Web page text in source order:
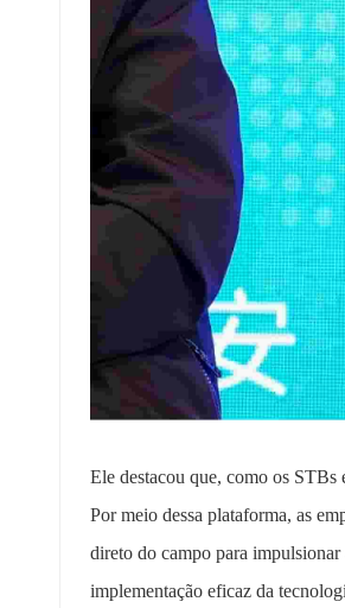
Ele destacou que, como os STBs
Por meio dessa plataforma, as
direto do campo para impulsionar
implementação eficaz da